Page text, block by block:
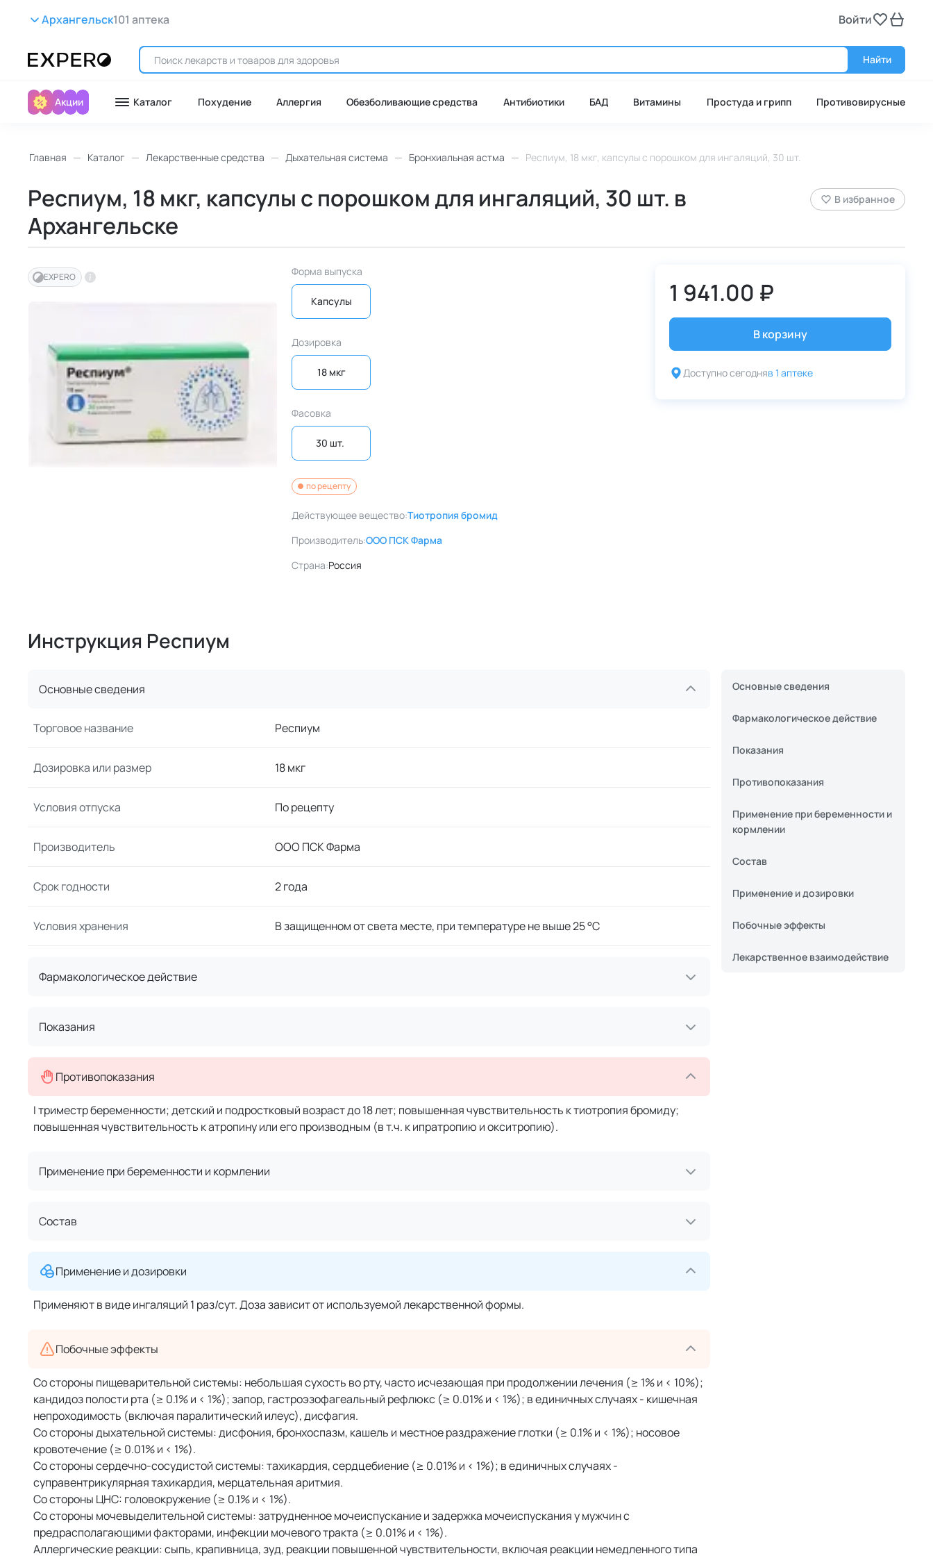
Архангельск101 аптека Войти
Найти
Акции Каталог Похудение Аллергия Обезболивающие средства Антибиотики БАД Витамины Простуда и грипп Противовирусные
Главная Каталог Лекарственные средства Дыхательная система Бронхиальная астма Респиум, 18 мкг, капсулы с порошком для ингаляций, 30 шт.
Респиум, 18 мкг, капсулы с порошком для ингаляций, 30 шт. в
Архангельске
В избранное
EXPERO Форма выпуска
Капсулы
Дозировка
18 мкг
Фасовка
30 шт.
по рецепту
Действующее вещество:Тиотропия бромид
Производитель:ООО ПСК Фарма
Страна:Россия
1 941.00 ₽
В корзину
Доступно сегодняв 1 аптеке
Инструкция Респиум
Основные сведения
Торговое название Респиум
Дозировка или размер 18 мкг
Условия отпуска По рецепту
Производитель ООО ПСК Фарма
Срок годности 2 года
Условия хранения В защищенном от света месте, при температуре не выше 25 °C
Фармакологическое действие
Показания
Противопоказания
I триместр беременности; детский и подростковый возраст до 18 лет; повышенная чувствительность к тиотропия бромиду;
повышенная чувствительность к атропину или его производным (в т.ч. к ипратропию и окситропию).
Применение при беременности и кормлении
Состав
Применение и дозировки
Применяют в виде ингаляций 1 раз/сут. Доза зависит от используемой лекарственной формы.
Побочные эффекты
Со стороны пищеварительной системы: небольшая сухость во рту, часто исчезающая при продолжении лечения (≥ 1% и < 10%);
кандидоз полости рта (≥ 0.1% и < 1%); запор, гастроэзофагеальный рефлюкс (≥ 0.01% и < 1%); в единичных случаях - кишечная
непроходимость (включая паралитический илеус), дисфагия.
Со стороны дыхательной системы: дисфония, бронхоспазм, кашель и местное раздражение глотки (≥ 0.1% и < 1%); носовое
кровотечение (≥ 0.01% и < 1%).
Со стороны сердечно-сосудистой системы: тахикардия, сердцебиение (≥ 0.01% и < 1%); в единичных случаях -
суправентрикулярная тахикардия, мерцательная аритмия.
Со стороны ЦНС: головокружение (≥ 0.1% и < 1%).
Со стороны мочевыделительной системы: затрудненное мочеиспускание и задержка мочеиспускания у мужчин с
предрасполагающими факторами, инфекции мочевого тракта (≥ 0.01% и < 1%).
Аллергические реакции: сыпь, крапивница, зуд, реакции повышенной чувствительности, включая реакции немедленного типа
Основные сведения
Фармакологическое действие
Показания
Противопоказания
Применение при беременности и
кормлении
Состав
Применение и дозировки
Побочные эффекты
Лекарственное взаимодействие